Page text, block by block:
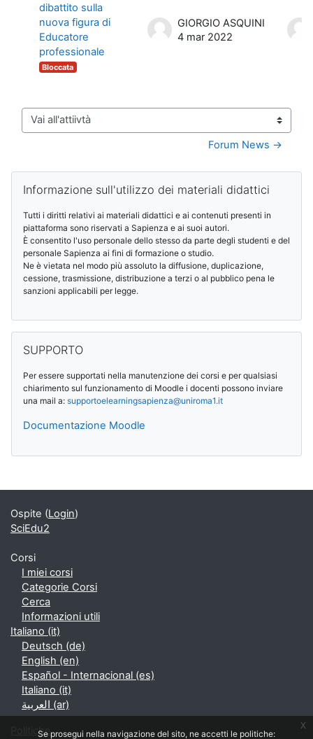
Se prosegui nella navigazione del sito, ne accetti le politiche:
x
dibattito sulla
nuova figura di
Educatore
professionale
Bloccata
GIORGIO ASQUINI
4 mar 2022
Vai all'attiivtà
Forum News →
Blocchi
Informazione sull'utilizzo dei materiali didattici
Tutti i diritti relativi ai materiali didattici e ai contenuti presenti in
piattaforma sono riservati a Sapienza e ai suoi autori.
È consentito l'uso personale dello stesso da parte degli studenti e del
personale Sapienza ai fini di formazione o studio.
Ne è vietata nel modo più assoluto la diffusione, duplicazione,
cessione, trasmissione, distribuzione a terzi o al pubblico pena le
sanzioni applicabili per legge.
SUPPORTO
Per essere supportati nella manutenzione dei corsi e per qualsiasi
chiarimento sul funzionamento di Moodle i docenti possono inviare
una mail a: supportoelearningsapienza@uniroma1.it
Documentazione Moodle
Blocchi supplementari
Ospite (Login)
SciEdu2
Corsi
I miei corsi
Categorie Corsi
Cerca
Informazioni utili
Italiano ‎(it)‎
Deutsch ‎(de)‎
English ‎(en)‎
Español - Internacional ‎(es)‎
Italiano ‎(it)‎
العربية ‎(ar)‎
Politiche